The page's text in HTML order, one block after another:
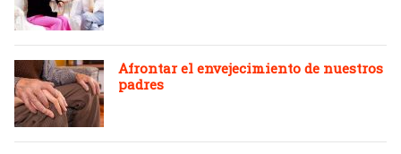
Afrontar el envejecimiento de nuestros
padres